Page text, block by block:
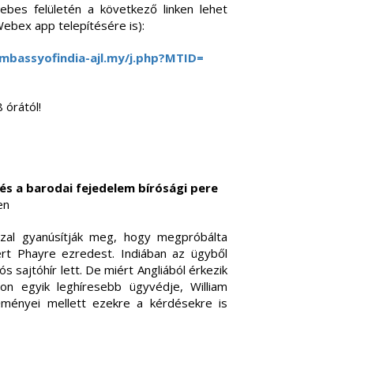
felületén a következő linken lehet
app telepítésére is):
ajl.my/j.php?MTID=
órától!
a barodai fejedelem bírósági pere
gyanúsítják meg, hogy megpróbálta
Phayre ezredest. Indiában az ügyből
sajtóhír lett. De miért Angliából érkezik
egyik leghíresebb ügyvédje, William
mellett ezekre a kérdésekre is